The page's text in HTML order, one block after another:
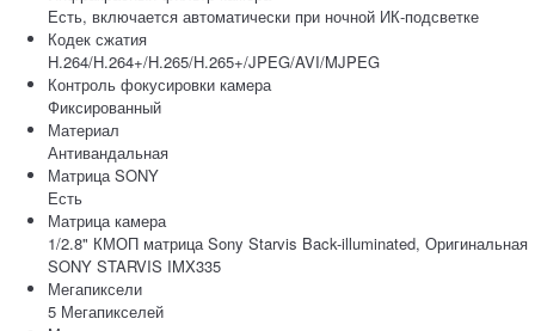
Есть, включается автоматически при ночной ИК-подсветке
Кодек сжатия
H.264/H.264+/H.265/H.265+/JPEG/AVI/MJPEG
Контроль фокусировки камера
Фиксированный
Материал
Антивандальная
Матрица SONY
Есть
Матрица камера
1/2.8" КМОП матрица Sony Starvis Back-illuminated, Оригинальная
SONY STARVIS IMX335
Мегапиксели
5 Мегапикселей